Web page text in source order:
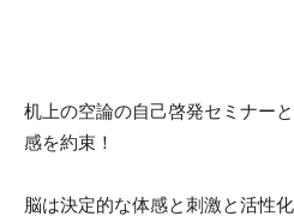
机上の空論の自己啓発セミナーと
感を約束！
脳は決定的な体感と刺激と活性